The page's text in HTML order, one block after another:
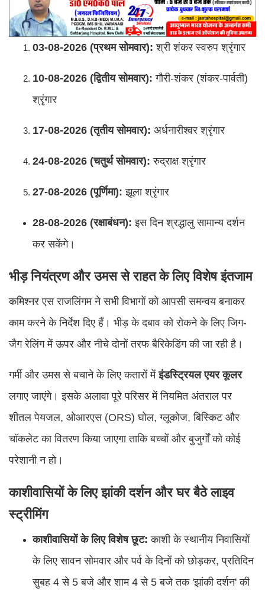
03-08-2026 (प्रथम सोमवार): श्री शंकर स्वरुप श्रृंगार
10-08-2026 (द्वितीय सोमवार): गौरी-शंकर (शंकर-पार्वती)
श्रृंगार
17-08-2026 (तृतीय सोमवार): अर्धनारीश्वर श्रृंगार
24-08-2026 (चतुर्थ सोमवार): रुद्राक्ष श्रृंगार
27-08-2026 (पूर्णिमा): झूला श्रृंगार
28-08-2026 (रक्षाबंधन): इस दिन श्रद्धालु सामान्य दर्शन
कर सकेंगे।
भीड़ नियंत्रण और उमस से राहत के लिए विशेष इंतजाम
कमिश्नर एस राजलिंगम ने सभी विभागों को आपसी समन्वय बनाकर
काम करने के निर्देश दिए हैं। भीड़ के दबाव को रोकने के लिए जिग-
जैग रेलिंग में ऊपर और नीचे दोनों तरफ बैरिकेडिंग की जा रही है।
गर्मी और उमस से बचाने के लिए कतारों मेंइंडस्ट्रियल एयर कूलर
लगाए जाएंगे। इसके अलावा पूरे परिसर में नियमित अंतराल पर
शीतल पेयजल, ओआरएस (ORS) घोल, ग्लूकोज, बिस्किट और
चॉकलेट का वितरण किया जाएगा ताकि बच्चों और बुजुर्गों को कोई
परेशानी न हो।
काशीवासियों के लिए झांकी दर्शन और घर बैठे लाइव
स्ट्रीमिंग
काशीवासियों के लिए विशेष छूट: काशी के स्थानीय निवासियों
के लिए सावन सोमवार और पर्व के दिनों को छोड़कर, प्रतिदिन
सुबह 4 से 5 बजे और शाम 4 से 5 बजे तक 'झांकी दर्शन' की